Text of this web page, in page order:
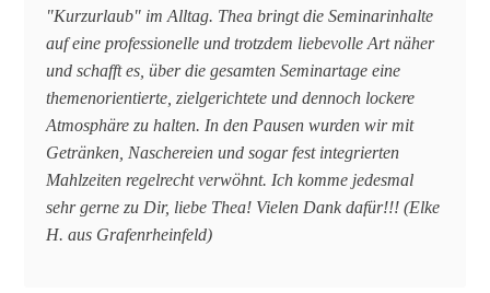
"Kurzurlaub" im Alltag. Thea bringt die Seminarinhalte
auf eine professionelle und trotzdem liebevolle Art näher
und schafft es, über die gesamten Seminartage eine
themenorientierte, zielgerichtete und dennoch lockere
Atmosphäre zu halten. In den Pausen wurden wir mit
Getränken, Naschereien und sogar fest integrierten
Mahlzeiten regelrecht verwöhnt. Ich komme jedesmal
sehr gerne zu Dir, liebe Thea! Vielen Dank dafür!!! (Elke
H. aus Grafenrheinfeld)